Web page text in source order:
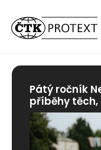
Pátý ročník
příběhy těch,